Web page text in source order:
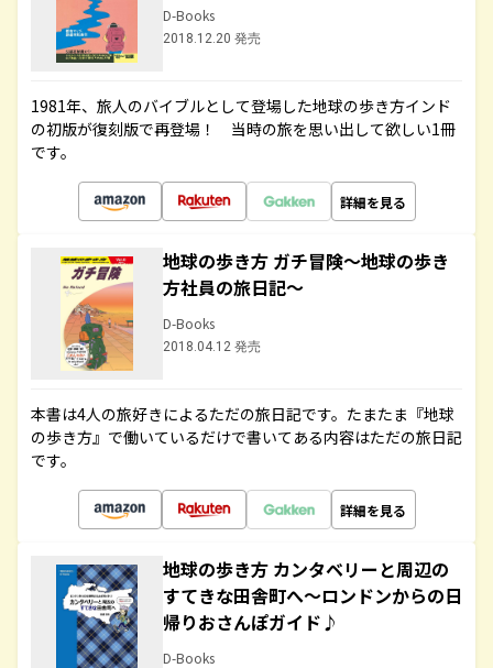
D-Books
2018.12.20 発売
1981年、旅人のバイブルとして登場した地球の歩き方インド
の初版が復刻版で再登場！ 当時の旅を思い出して欲しい1冊
です。
詳細を見る
地球の歩き方 ガチ冒険～地球の歩き
方社員の旅日記～
D-Books
2018.04.12 発売
本書は4人の旅好きによるただの旅日記です。たまたま『地球
の歩き方』で働いているだけで書いてある内容はただの旅日記
です。
詳細を見る
地球の歩き方 カンタベリーと周辺の
すてきな田舎町へ～ロンドンからの日
帰りおさんぽガイド♪
D-Books